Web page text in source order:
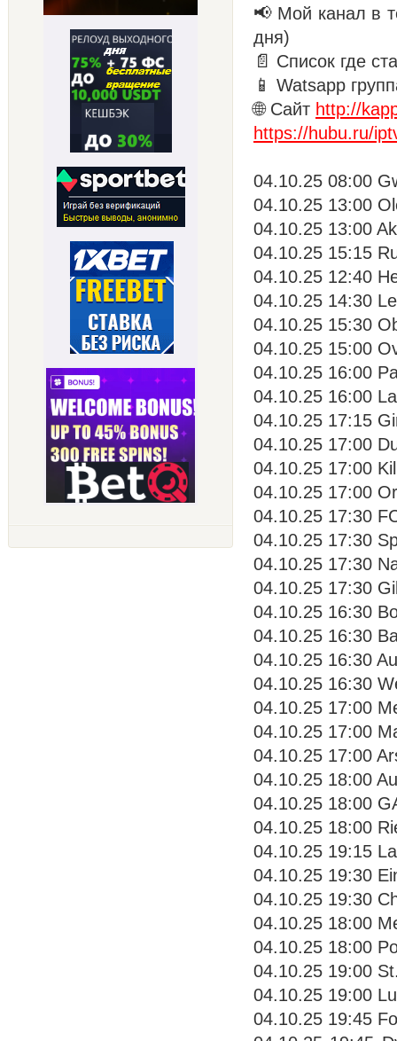
📢 Мой канал в
дня)
📄 Список где
📱 Watsapp
🌐 Сайт http://
https://hubu.ru/
04.10.25 08:00
04.10.25 13:00
04.10.25 13:00
04.10.25 15:15
04.10.25 12:40
04.10.25 14:30
04.10.25 15:30
04.10.25 15:00
04.10.25 16:00
04.10.25 16:00
04.10.25 17:15
04.10.25 17:00
04.10.25 17:00
04.10.25 17:00
04.10.25 17:30
04.10.25 17:30
04.10.25 17:30
04.10.25 17:30
04.10.25 16:30
04.10.25 16:30
04.10.25 16:30
04.10.25 16:30
04.10.25 17:00
04.10.25 17:00
04.10.25 17:00
04.10.25 18:00
04.10.25 18:00
04.10.25 18:00
04.10.25 19:15
04.10.25 19:30
04.10.25 19:30
04.10.25 18:00
04.10.25 18:00
04.10.25 19:00
04.10.25 19:00
04.10.25 19:45